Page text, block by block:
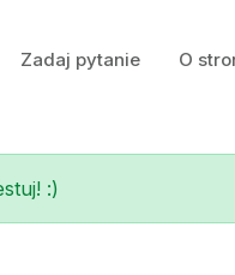
Zadaj pytanie O
:)